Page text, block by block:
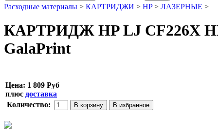
Расходные материалы > КАРТРИДЖИ > HP> ЛАЗЕРНЫЕ >
КАРТРИДЖ HP LJ CF226X
GalaPrint
Цена: 1 809 Руб
плюс доставка
Количество: